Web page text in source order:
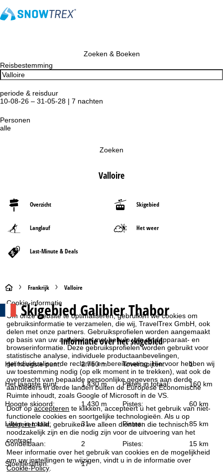
Cookie-informatie
Om onze website te optimaliseren, gebruiken we cookies om
gebruiksinformatie te verzamelen, die wij, TravelTrex GmbH, ook
delen met onze partners. Gebruiksprofielen worden aangemaakt
op basis van uw activiteiten met behulp van eindapparaat- en
browserinformatie. Deze gebruiksprofielen worden gebruikt voor
statistische analyse, individuele productaanbevelingen,
geïndividualiseerde reclame en bereikmeting. Hiervoor hebben wij
uw toestemming nodig (op elk moment in te trekken), wat ook de
overdracht van bepaalde persoonlijke gegevens aan derde
aanbieders in derde landen buiten de Europese Economische
Ruimte inhoudt, zoals Google of Microsoft in de VS.
Door opaccepteren te klikken, accepteert u het gebruik van niet-
functionele cookies en soortgelijke technologieën. Als u op
weigerenklikt, gebruiken we alleen diensten die technisch
noodzakelijk zijn en die nodig zijn voor de uitvoering van het
contract.
Meer informatie over het gebruik van cookies en de mogelijkheid
om uw instellingen te wijzigen, vindt u in de informatie over
Cookie-Policy.
Zoeken & Boeken
Reisbestemming
periode & reisduur
10-08-26 – 31-05-28 | 7 nachten
Personen
alle
Zoeken
Valloire
Overzicht Skigebied
Langlauf Het weer
Last-Minute & Deals
S
t
a
r
t
p
a
g
i
n
Frankrijk Valloire
SkigebiedGalibier Thabor
Informatie over het skigebied
Het hoogste punt: 2.750 m Tovertapijten: 1
Het laagste punt: 1.430 m Pistes in totaal: 160 km
Hoogte skioord: 1.430 m Pistes: 60 km
Liften in totaal: 31 Pistes: 85 km
Gondelbaan: 2 Pistes: 15 km
Stoeltjesliften: 17